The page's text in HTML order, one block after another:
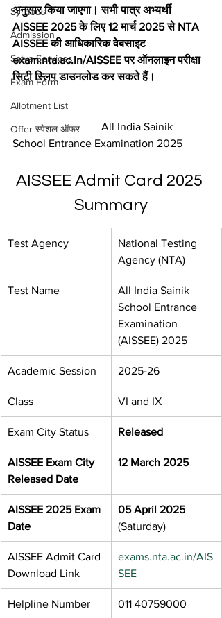
Syllabus
Admission
Satya Services
Exam Form
Allotment List
Offer स्पेशल ऑफर
अनुसार किया जाएगा। सभी पात्र अभ्यर्थी
AISSEE 2025 के लिए 12 मार्च 2025 से NTA
AISSEE की आधिकारिक वेबसाइट
exam.nta.ac.in/AISSEE पर ऑनलाइन परीक्षा
सिटी स्लिप डाउनलोड कर सकते हैं।
                                All India Sainik
School Entrance Examination 2025
AISSEE Admit Card 2025
Summary
Test Agency
National Testing
Agency (NTA)
Test Name
All India Sainik
School Entrance
Examination
(AISSEE) 2025
Academic Session 2025-26
Class VI and IX
Exam City Status Released
AISSEE Exam City
Released Date
12 March 2025
AISSEE 2025 Exam
Date
05 April 2025
(Saturday)
AISSEE Admit Card
Download Link
exams.nta.ac.in/AIS
SEE
Helpline Number 011 40759000